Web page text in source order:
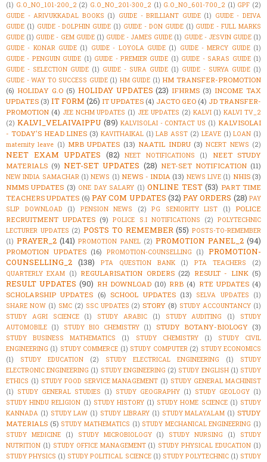
(1) G.O_NO_101-200_2 (2) G.O_NO_201-300_2 (1) G.O_NO_601-700_2 (1) GPF (2)
GUIDE - ARIVUKKADAL BOOKS (1) GUIDE - BRILLIANT GUIDE (1) GUIDE - DEIVA
GUIDE (1) GUIDE - DOLPHIN GUIDE (1) GUIDE - DON GUIDE (1) GUIDE - FULL MARKS
GUIDE (1) GUIDE - GEM GUIDE (1) GUIDE - JAMES GUIDE (1) GUIDE - JESVIN GUIDE (1)
GUIDE - KONAR GUIDE (1) GUIDE - LOYOLA GUIDE (1) GUIDE - MERCY GUIDE (1)
GUIDE - PENGUIN GUIDE (1) GUIDE - PREMIER GUIDE (1) GUIDE - SARAS GUIDE (1)
GUIDE - SELECTION GUIDE (1) GUIDE - SURA GUIDE (1) GUIDE - SURYA GUIDE (1)
GUIDE - WAY TO SUCCESS GUIDE (1) HM GUIDE (1) HM TRANSFER-PROMOTION
(6) HOLIDAY G.O (5) HOLIDAY UPDATES (23) IFHRMS (3) INCOME TAX
UPDATES (3) IT FORM (26) IT UPDATES (4) JACTO GEO (4) JD TRANSFER-
PROMOTION (4) JEE NCHM UPDATES (1) JEE UPDATES (2) KALVI (1) KALVI TV_2
(2) KALVI_VELAIVAIPPU (89) KALVISOLAI - CONTACT US (1) KALVISOLAI
- TODAY'S HEAD LINES (3) KAVITHAIKAL (1) LAB ASST (2) LEAVE (1) LOAN (1)
maternity leave (1) MRB UPDATES (13) NAATIL INDRU (3) NCERT NEWS (2)
NEET EXAM UPDATES (82) NEET NOTIFICATIONS (1)
NEET STUDY
MATERIALS (9) NET-SET UPDATES (28) NET-SET NOTIFICATION (11)
NEW INDIA SAMACHAR (1) NEWS (1) NEWS - INDIA (13) NEWS LIVE (1) NHIS (3)
NMMS UPDATES (3) ONE DAY SALARY (1) ONLINE TEST (53) PART TIME
TEACHERS UPDATES (6) PAY COM UPDATES (32) PAY ORDERS (28) PAY
SLIP DOWNLOAD
(1) PENSION NEWS (2) PG SENIORITY LIST (1)
POLICE
RECRUITMENT UPDATES (9) POLICE S.I NOTIFICATIONS (2) POLYTECHNIC
LECTURER UPDATES (2) POSTS TO REMEMBER (55) POSTS-TO-REMEMBER
(1) PRAYER_2 (141) PROMOTION PANEL (2) PROMOTION PANEL_2 (94)
PROMOTION UPDATES (16) PROMOTION-COUNSELLING (1)
PROMOTION-
COUNSELLING_2 (138) PTA QUESTION BANK (1) PTA TEACHERS
(2)
QUARTERLY EXAM (1) REGULARISATION ORDERS (22) RESULT - LINK (5)
RESULT UPDATES (90) RH DOWNLOAD (10) RRB (4) RTE UPDATES (4)
SCHOLARSHIP UPDATES (6) SCHOOL UPDATES (13) SELVA UPDATES
(1)
SHARE NOW (1) SMC (2) SSC UPDATES (2) STORY (8) STUDY ACCOUNTANCY (1)
STUDY AGRI SCIENCE
(1) STUDY ARABIC (1) STUDY AUDITING (1)
STUDY
AUTOMOBILE (1) STUDY BIO CHEMISTRY (1) STUDY BOTANY-BIOLOGY (3)
STUDY BUSINESS MATHEMATICS (1) STUDY CHEMISTRY (1)
STUDY CIVIL
ENGINEERING (1) STUDY COMMERCE (1) STUDY COMPUTER (2) STUDY ECONOMICS
(1)
STUDY EDUCATION (2) STUDY ELECTRICAL ENGINEERING (1)
STUDY
ELECTRONIC ENGINEERING (1) STUDY ENGINEERING (2) STUDY ENGLISH (1) STUDY
ETHICS (1) STUDY FOOD SERVICE MANAGEMENT (1) STUDY GENERAL MACHINIST
(1) STUDY GENERAL STUDIES (1) STUDY GEOGRAPHY (1) STUDY GEOLOGY (1)
STUDY HINDU RELIGION (1) STUDY HISTORY (1) STUDY HOME SCIENCE (1) STUDY
KANNADA (1) STUDY LAW (1) STUDY LIBRARY (1) STUDY MALAYALAM (1) STUDY
MATERIALS (5) STUDY MATHEMATICS (1) STUDY MECHANICAL ENGINEERING (1)
STUDY MEDICINE
(1) STUDY MICROBIOLOGY (1) STUDY NURSING (1)
STUDY
NUTRITION (1) STUDY OFFICE MANAGEMENT (1) STUDY PHYSICAL EDUCATION (1)
STUDY PHYSICS (1) STUDY POLITICAL SCIENCE (1) STUDY POLYTECHNIC (1) STUDY